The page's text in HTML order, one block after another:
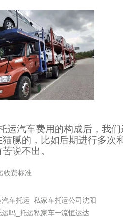
运汽车费用的构成后，我
猫腻的，比如后期进行多次
说不出。
收费标准
汽车托运_私家车托运公司沈阳
运吗_托运私家车一流恒运达